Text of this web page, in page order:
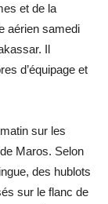
et de la
aérien samedi
Il
d’équipage et
sur les
Maros. Selon
des hublots
sur le flanc de